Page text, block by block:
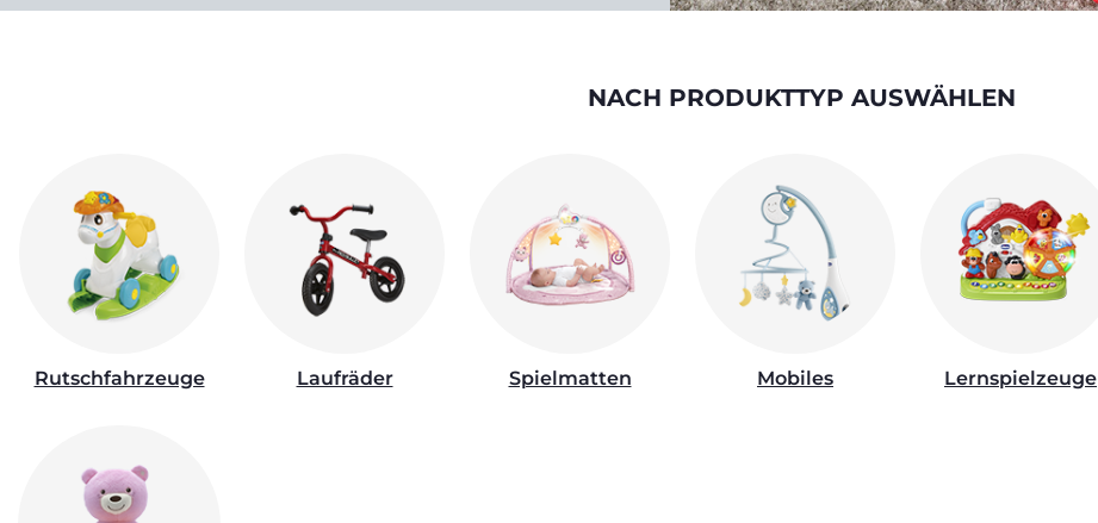
NACH PRODUKTTYP AUSWÄHLEN
Rutschfahrzeuge Laufräder Spielmatten Mobiles Lernspielzeuge